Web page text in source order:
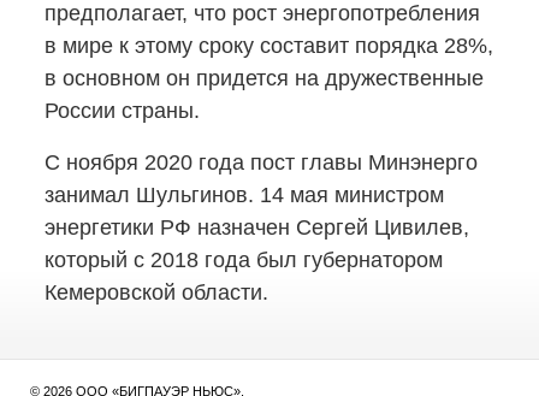
предполагает, что рост энергопотребления
в мире к этому сроку составит порядка 28%,
в основном он придется на дружественные
России страны.
С ноября 2020 года пост главы Минэнерго
занимал Шульгинов. 14 мая министром
энергетики РФ назначен Сергей Цивилев,
который с 2018 года был губернатором
Кемеровской области.
© 2026 ООО «БИГПАУЭР НЬЮС».